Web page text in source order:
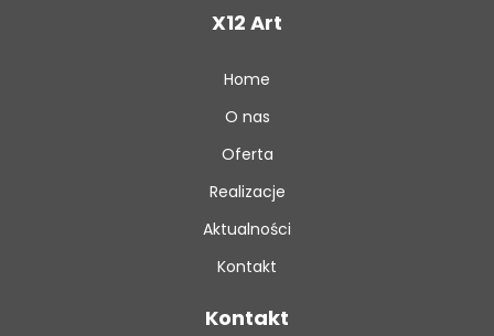
X12 Art
Home
O nas
Oferta
Realizacje
Aktualności
Kontakt
Kontakt